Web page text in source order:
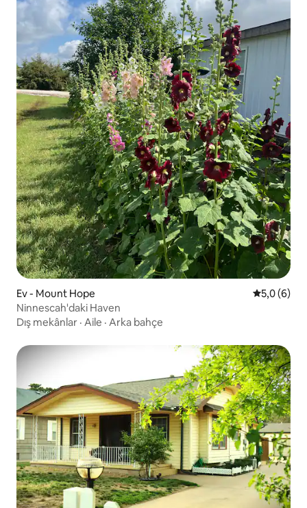
Ev - Mount Hope 55,0 (6)
Ninnescah'daki Haven
Dış mekânlar · Aile · Arka bahçe